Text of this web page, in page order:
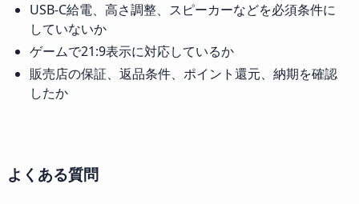
USB-C給電、高さ調整、スピーカーなどを必須条件に
していないか
ゲームで21:9表示に対応しているか
販売店の保証、返品条件、ポイント還元、納期を確認
したか
よくある質問